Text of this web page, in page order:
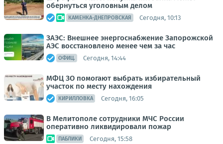
обернуться уголовным делом
КАМЕНКА-ДНЕПРОВСКАЯ Сегодня, 10:13
ЗАЭС: Внешнее энергоснабжение Запорожской
АЭС восстановлено менее чем за час
ОФИЦ. Сегодня, 14:44
МФЦ ЗО помогают выбрать избирательный
участок по месту нахождения
КИРИЛЛОВКА Сегодня, 16:05
В Мелитополе сотрудники МЧС России
оперативно ликвидировали пожар
ПАБЛИКИ Сегодня, 15:58